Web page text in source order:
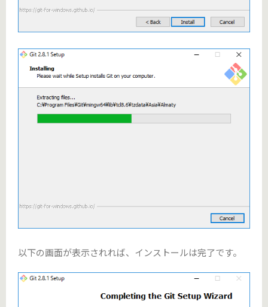
以下の画面が表示されれば、インストールは完了です。